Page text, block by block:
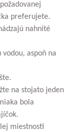
preferujete.
nahnité
vodou, aspoň na
na stojato jeden
bola
miestnosti